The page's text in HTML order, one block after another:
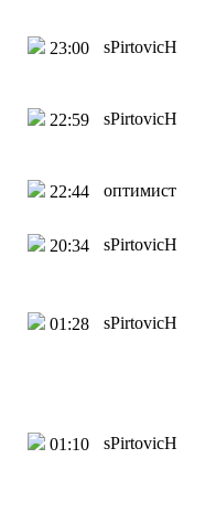
23:00 sPirtovicH
22:59 sPirtovicH
22:44 оптимист
20:34 sPirtovicH
01:28 sPirtovicH
01:10 sPirtovicH